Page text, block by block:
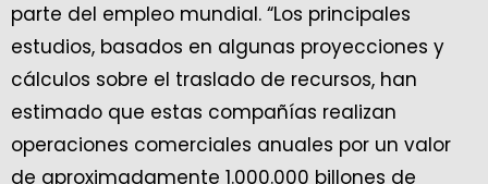
parte del empleo mundial. “Los principales
estudios, basados en algunas proyecciones y
cálculos sobre el traslado de recursos, han
estimado que estas compañías realizan
operaciones comerciales anuales por un valor
de aproximadamente 1.000.000 billones de